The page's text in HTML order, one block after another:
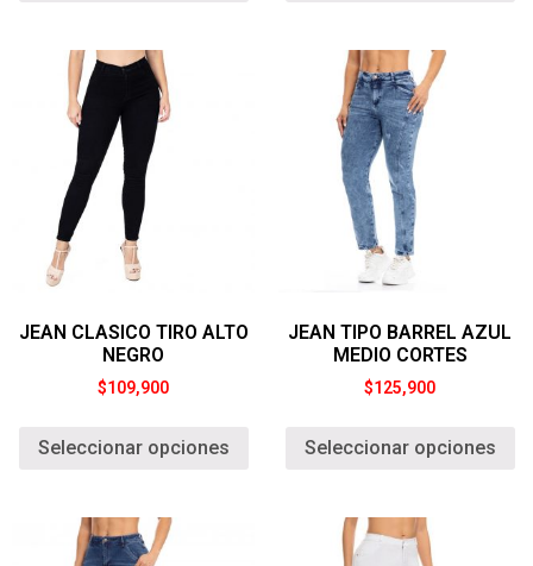
JEAN CLASICO TIRO ALTO
NEGRO
$109,900
Seleccionar opciones
JEAN TIPO BARREL AZUL
MEDIO CORTES
$125,900
Seleccionar opciones